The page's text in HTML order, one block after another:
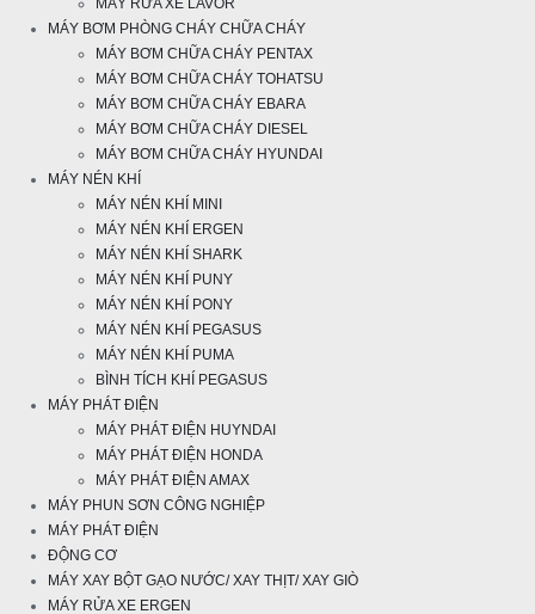
MÁY RỬA XE LAVOR
MÁY BƠM PHÒNG CHÁY CHỮA CHÁY
MÁY BƠM CHỮA CHÁY PENTAX
MÁY BƠM CHỮA CHÁY TOHATSU
MÁY BƠM CHỮA CHÁY EBARA
MÁY BƠM CHỮA CHÁY DIESEL
MÁY BƠM CHỮA CHÁY HYUNDAI
MÁY NÉN KHÍ
MÁY NÉN KHÍ MINI
MÁY NÉN KHÍ ERGEN
MÁY NÉN KHÍ SHARK
MÁY NÉN KHÍ PUNY
MÁY NÉN KHÍ PONY
MÁY NÉN KHÍ PEGASUS
MÁY NÉN KHÍ PUMA
BÌNH TÍCH KHÍ PEGASUS
MÁY PHÁT ĐIỆN
MÁY PHÁT ĐIỆN HUYNDAI
MÁY PHÁT ĐIỆN HONDA
MÁY PHÁT ĐIỆN AMAX
MÁY PHUN SƠN CÔNG NGHIỆP
MÁY PHÁT ĐIỆN
ĐỘNG CƠ
MÁY XAY BỘT GẠO NƯỚC/ XAY THỊT/ XAY GIÒ
MÁY RỬA XE ERGEN